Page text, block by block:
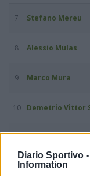
Diario Sportivo -
Information
7 Stefano Mereu
8 Alessio Mulas
9 Marco Mura
10 Demetrio Vittor
12 Francesco Aloia